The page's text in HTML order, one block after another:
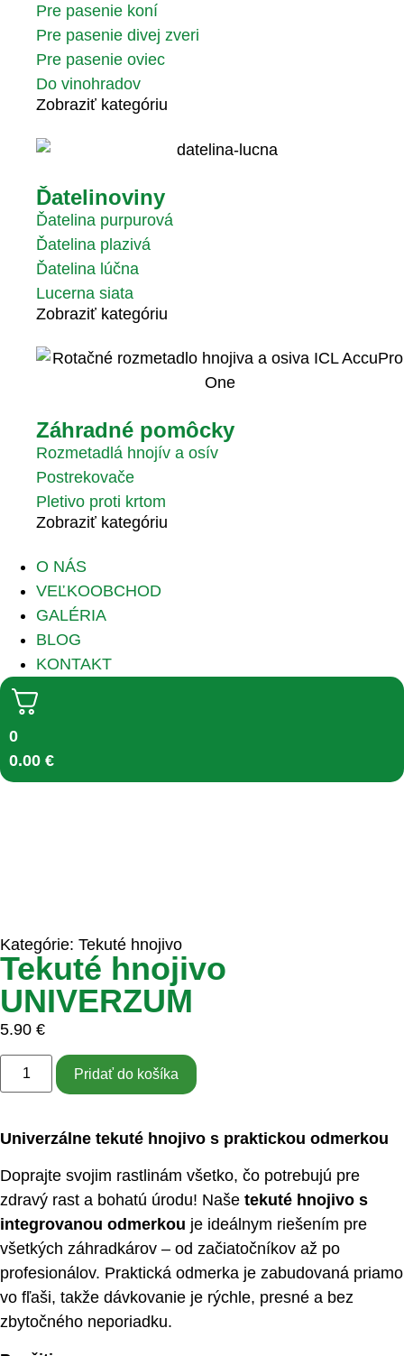
Pre pasenie koní
Pre pasenie divej zveri
Pre pasenie oviec
Do vinohradov
Zobraziť kategóriu
Ďatelinoviny
Ďatelina purpurová
Ďatelina plazivá
Ďatelina lúčna
Lucerna siata
Zobraziť kategóriu
Záhradné pomôcky
Rozmetadlá hnojív a osív
Postrekovače
Pletivo proti krtom
Zobraziť kategóriu
O NÁS
VEĽKOOBCHOD
GALÉRIA
BLOG
KONTAKT
0
0.00 €
Kategórie: Tekuté hnojivo
Tekuté hnojivo
UNIVERZUM
5.90 €
Pridať do košíka
Univerzálne tekuté hnojivo s praktickou odmerkou
Doprajte svojim rastlinám všetko, čo potrebujú pre
zdravý rast a bohatú úrodu! Naše tekuté hnojivo s
integrovanou odmerkou je ideálnym riešením pre
všetkých záhradkárov – od začiatočníkov až po
profesionálov. Praktická odmerka je zabudovaná priamo
vo fľaši, takže dávkovanie je rýchle, presné a bez
zbytočného neporiadku.